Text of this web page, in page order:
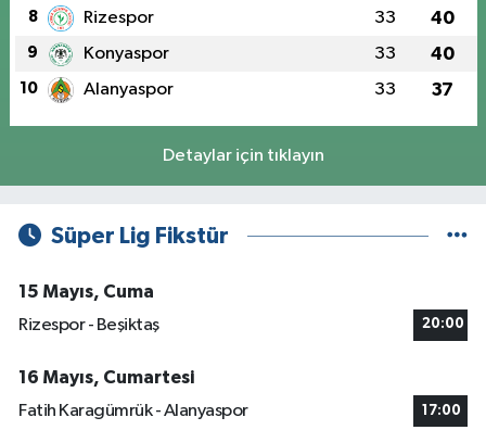
8 Rizespor 33 40
9 Konyaspor 33 40
10 Alanyaspor 33 37
Detaylar için tıklayın
Süper Lig Fikstür
15 Mayıs, Cuma
Rizespor - Beşiktaş
20:00
16 Mayıs, Cumartesi
Fatih Karagümrük - Alanyaspor
17:00